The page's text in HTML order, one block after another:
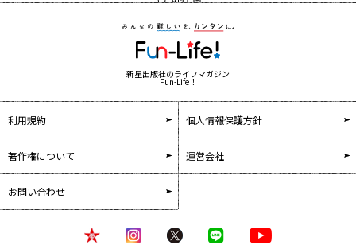
新星出版社のライフマガジン
Fun-Life！
利用規約 個人情報保護方針
著作権について 運営会社
お問い合わせ